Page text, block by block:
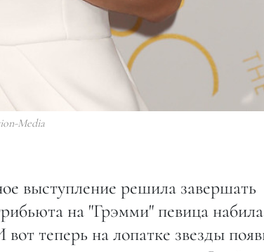
Media
выступление решила завершать
на "Грэмми" певица набила
вот теперь на лопатке звезды